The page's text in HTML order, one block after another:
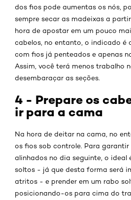
dos fios pode aumentas os nós,
sempre secar as madeixas a
hora de apostar em um pouco
cabelos, no entanto, o indicado é
com fios já penteados e apenas
Assim, você terá menos trabalho
desembaraçar as seções.
4 - Prepare os
ir para a cama
Na hora de deitar na cama, no
os fios sob controle. Para garantir
alinhados no dia seguinte, o ideal
soltos - já que desta forma será
atritos - e prender em um rabo
posicionando-os para cima do